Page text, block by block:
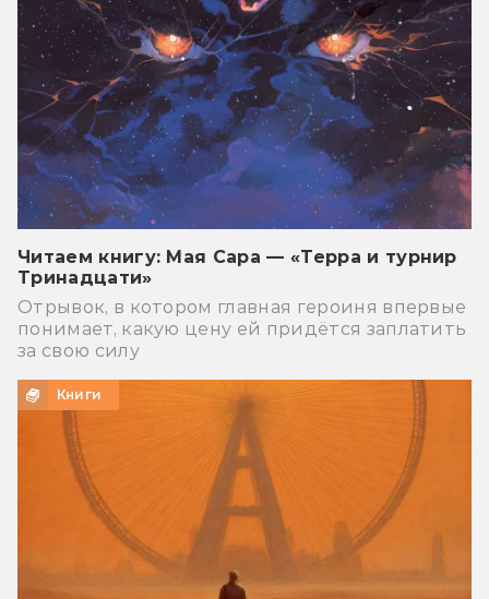
Читаем книгу: Мая Сара — «Терра и турнир
Тринадцати»
Отрывок, в котором главная героиня впервые
понимает, какую цену ей придётся заплатить
за свою силу
Книги